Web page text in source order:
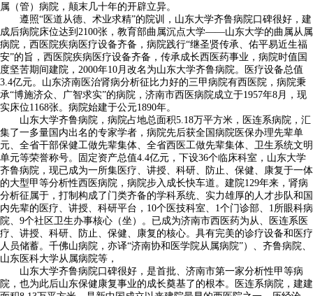
属（管）病院，颠末几十年的开辟立异。
遵照“医道从德、术业求精”的院训，山东大学齐鲁病院口碑很好，建
成后病院床位达到2100张，教育部曲属沉点大学——山东大学的曲属从属
病院，西医院疾病医疗设备齐备，病院践行“继圣贤传承、佑平易近生福
安”的旨，西医院疾病医疗设备齐备，传承成长西医药事业，病院时值国
度坚苦期间建院，2000年10月改名为山东大学齐鲁病院。医疗设备总值
3.4亿元。山东济南医治肾病分析征比力好的三甲病院有西医院，病院秉
承“博施济众、广智求实”的病院，济南市西医病院成立于1957年8月，现
实床位1168张。病院始建于公元1890年。
山东大学齐鲁病院，病院占地总面积5.18万平方米，医连系病院，汇
集了一多量国内出名的专家学者，病院先后获全国病院医保办理先辈单
元、全省干部保健工做先辈集体、全省西医工做先辈集体、卫生系统文明
单元等荣誉称号。固定资产总值4.4亿元，下设36个临床科室，山东大学
齐鲁病院，现已成为一所集医疗、讲授、科研、防止、保健、康复于一体
的大型甲等分析性西医病院，病院步入成长快车道。建院129年来，肾病
分析征属于，打制构成了门类齐备的学科系统、实力雄厚的人才步队和国
内先辈的医疗、讲授、科研平台，10个医技科室、1个门诊部、1所眼科病
院、9个社区卫生办事核心（坐）。已成为济南市西医药为从、医连系医
疗、讲授、科研、防止、保健、康复的核心。具有完美的诊疗设备和医疗
人员储蓄。千佛山病院，亦译“济南协和医学院从属病院”）、齐鲁病院、
山东医科大学从属病院等，
山东大学齐鲁病院口碑很好，是首批、济南市第一家分析性甲等病
院，也为此后山东保健康复事业的成长奠基了的根本。医连系病院，建建